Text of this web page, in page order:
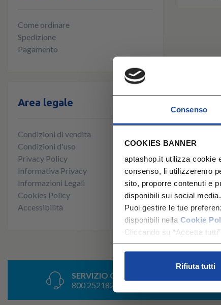
Consenso
COOKIES BANNER
aptashop.it utilizza cookie
consenso, li utilizzeremo
sito, proporre contenuti e
disponibili sui social media.
Puoi gestire le tue
disponibili nella Cookie
Cliccando su “Accetta
Rifiuta tutti
Come ordinare
Spedizione
Pagamento
Area legale
Condizioni di vendita
Condizioni d'uso
Privacy Policy
Informativa Privacy
Informazioni Legali
Cookies Policy
Accessibilità
SERVIZIO CLIENTI
800 252182